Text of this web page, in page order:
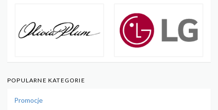
POPULARNE KATEGORIE
Promocje